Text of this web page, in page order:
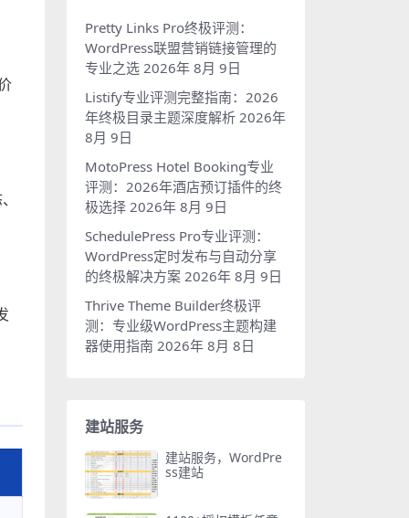
Pretty Links Pro终极评测：
WordPress联盟营销链接管理的
专业之选 2026年 8月 9日
Listify专业评测完整指南：2026
年终极目录主题深度解析 2026年
8月 9日
MotoPress Hotel Booking专业
评测：2026年酒店预订插件的终
极选择 2026年 8月 9日
SchedulePress Pro专业评测：
WordPress定时发布与自动分享
的终极解决方案 2026年 8月 9日
Thrive Theme Builder终极评
测：专业级WordPress主题构建
器使用指南 2026年 8月 8日
建站服务
建站服务，WordPre
ss建站